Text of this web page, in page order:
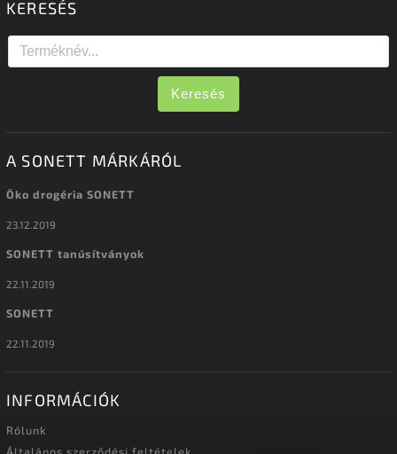
KERESÉS
Keresés
A SONETT MÁRKÁRÓL
Öko drogéria SONETT
23.12.2019
SONETT tanúsítványok
22.11.2019
SONETT
22.11.2019
INFORMÁCIÓK
Rólunk